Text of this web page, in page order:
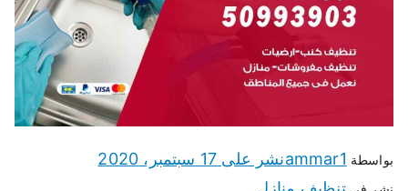
بواسطة ammar1نشر على 17 سبتمبر، 2020